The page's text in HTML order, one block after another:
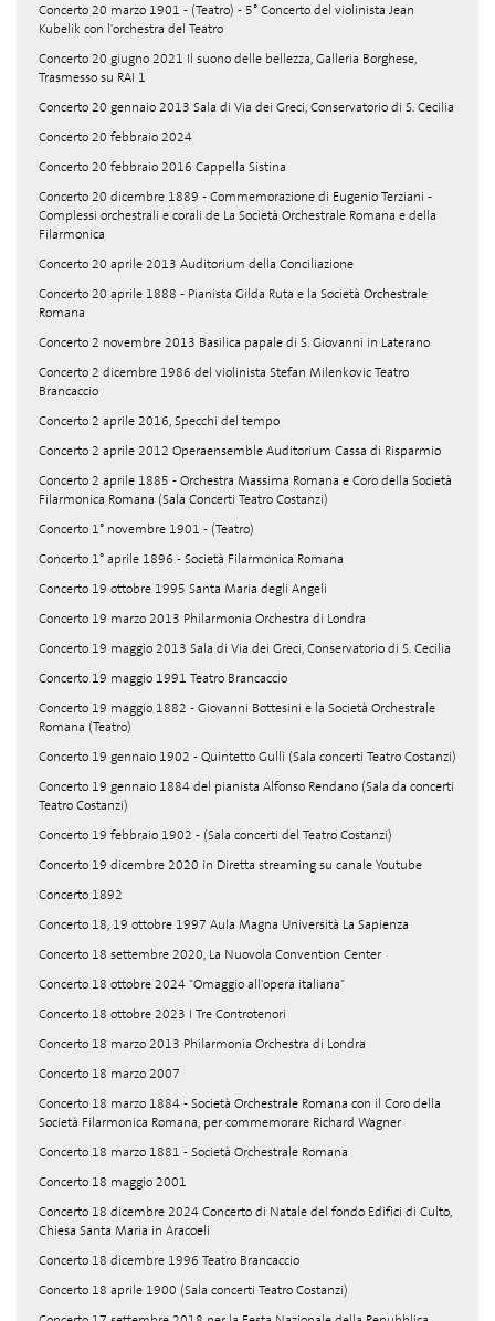
Concerto 20 marzo 1901 - (Teatro) - 5° Concerto del violinista Jean
Kubelik con l'orchestra del Teatro
Concerto 20 giugno 2021 Il suono delle bellezza, Galleria Borghese,
Trasmesso su RAI 1
Concerto 20 gennaio 2013 Sala di Via dei Greci, Conservatorio di S. Cecilia
Concerto 20 febbraio 2024
Concerto 20 febbraio 2016 Cappella Sistina
Concerto 20 dicembre 1889 - Commemorazione di Eugenio Terziani -
Complessi orchestrali e corali de La Società Orchestrale Romana e della
Filarmonica
Concerto 20 aprile 2013 Auditorium della Conciliazione
Concerto 20 aprile 1888 - Pianista Gilda Ruta e la Società Orchestrale
Romana
Concerto 2 novembre 2013 Basilica papale di S. Giovanni in Laterano
Concerto 2 dicembre 1986 del violinista Stefan Milenkovic Teatro
Brancaccio
Concerto 2 aprile 2016, Specchi del tempo
Concerto 2 aprile 2012 Operaensemble Auditorium Cassa di Risparmio
Concerto 2 aprile 1885 - Orchestra Massima Romana e Coro della Società
Filarmonica Romana (Sala Concerti Teatro Costanzi)
Concerto 1° novembre 1901 - (Teatro)
Concerto 1° aprile 1896 - Società Filarmonica Romana
Concerto 19 ottobre 1995 Santa Maria degli Angeli
Concerto 19 marzo 2013 Philarmonia Orchestra di Londra
Concerto 19 maggio 2013 Sala di Via dei Greci, Conservatorio di S. Cecilia
Concerto 19 maggio 1991 Teatro Brancaccio
Concerto 19 maggio 1882 - Giovanni Bottesini e la Società Orchestrale
Romana (Teatro)
Concerto 19 gennaio 1902 - Quintetto Gullì (Sala concerti Teatro Costanzi)
Concerto 19 gennaio 1884 del pianista Alfonso Rendano (Sala da concerti
Teatro Costanzi)
Concerto 19 febbraio 1902 - (Sala concerti del Teatro Costanzi)
Concerto 19 dicembre 2020 in Diretta streaming su canale Youtube
Concerto 1892
Concerto 18, 19 ottobre 1997 Aula Magna Università La Sapienza
Concerto 18 settembre 2020, La Nuovola Convention Center
Concerto 18 ottobre 2024 "Omaggio all'opera italiana"
Concerto 18 ottobre 2023 I Tre Controtenori
Concerto 18 marzo 2013 Philarmonia Orchestra di Londra
Concerto 18 marzo 2007
Concerto 18 marzo 1884 - Società Orchestrale Romana con il Coro della
Società Filarmonica Romana, per commemorare Richard Wagner
Concerto 18 marzo 1881 - Società Orchestrale Romana
Concerto 18 maggio 2001
Concerto 18 dicembre 2024 Concerto di Natale del fondo Edifici di Culto,
Chiesa Santa Maria in Aracoeli
Concerto 18 dicembre 1996 Teatro Brancaccio
Concerto 18 aprile 1900 (Sala concerti Teatro Costanzi)